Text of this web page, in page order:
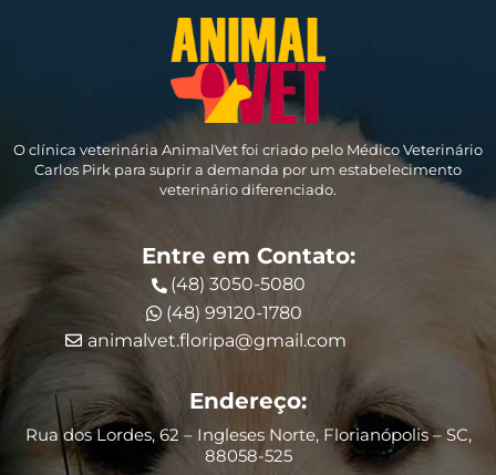
O clínica veterinária AnimalVet foi criado pelo Médico Veterinário
Carlos Pirk para suprir a demanda por um estabelecimento
veterinário diferenciado.
Entre em Contato:
(48) 3050-5080
(48) 99120-1780
animalvet.floripa@gmail.com
Endereço:
Rua dos Lordes, 62 – Ingleses Norte, Florianópolis – SC,
88058-525